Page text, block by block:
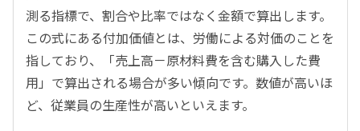
測る指標で、割合や比率ではなく金額で算出します。
この式にある付加価値とは、労働による対価のことを
指しており、「売上高－原材料費を含む購入した費
用」で算出される場合が多い傾向です。数値が高いほ
ど、従業員の生産性が高いといえます。